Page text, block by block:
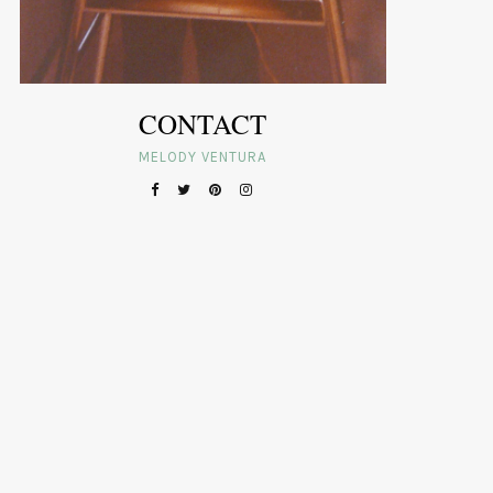
CONTACT
MELODY VENTURA